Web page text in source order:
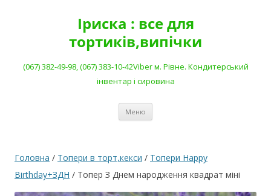
Іриска : все для
тортиків,випічки
(067) 382-49-98, (067) 383-10-42Viber м. Рівне. Кондитерський
інвентар і сировина
Меню
Головна / Топери в торт,кекси / Топери Happy
Birthday+ЗДН / Топер З Днем народження квадрат міні